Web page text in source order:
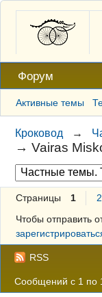
Форум
Активные темы
Кроковод →
→Vairas
Страницы 1 2
Чтобы отправить
RSS
Сообщений с 1 по